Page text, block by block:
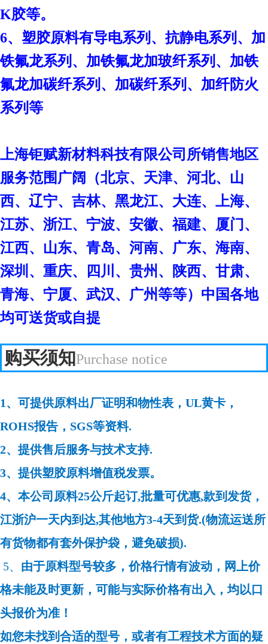
K胶等。
6、塑胶原料有导电系列、抗静电系列、加
铁氟龙系列、加铁氟龙加玻纤系列、加铁
氟龙加碳纤系列、加碳纤系列、加纤防火
系列等
上海钜赋新材料科技有限公司 所销售地区
服务范围广阔（北京、天津、河北、山
西、辽宁、吉林、黑龙江、大连、上海、
江苏、浙江、宁波、安徽、福建、厦门、
江西、山东、青岛、河南、广东、海南、
深圳、重庆、四川、贵州、陕西、甘肃、
青海、宁厦、武汉、广州等等）中国各地
均可送货或自提
购买须知Purchase notice
1、可提供原料出厂证明和物性表，UL黄卡，
ROHS报告，SGS等资料.
2、提供售后服务与技术支持.
3、提供塑胶原料增值税发票。
4、本公司原料25公斤起订,批量可优惠,款到发货，
江浙沪一天内到达,其他地方3-4天到货.(物流运送所
有货物都有套外保护袋，避免破损).
5、 由于原料型号较多，价格行情有波动，网上价
格未能及时更新，可能与实际价格有出入，均以口
头报价为准！
如您未找到合适的型号，或者有工程技术方面的疑